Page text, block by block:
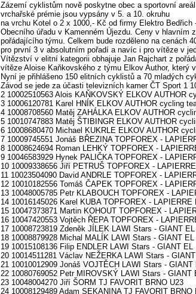
Zázemí cyklistům nově poskytne obec a sportovní
vrchařské prémie jsou vypsány v 5. a 10. okruhu
na vrchu Kotel o 2 x 1000,- Kč od firmy Elektro
Obecního úřadu v Kamenném Újezdu. Ceny v hlavním
pořádajícího týmu. Celkem bude rozděleno na cenách
pro první 3 v absolutním pořadí a navíc i pro vítěze v
Vítězství v elitní kategorii obhajuje Jan Rajchart z
vítěze Aloise Kaňkovského z týmu Elkov Author, který
Nyní je přihlášeno 150 elitních cyklistů a 70 mladých
Závod se jede za účasti televizních kamer ČT Sport 1
2 10002510563 Alois KAŇKOVSKÝ ELKOV AUTHOR
3 10006120781 Karel HNÍK ELKOV AUTHOR cycling
4 10008708560 Matěj ZAHÁLKA ELKOV AUTHOR
5 10010747883 Matěj ŠTIBINGR ELKOV AUTHOR
6 10008680470 Michael KUKRLE ELKOV AUTHOR
7 10009745551 Jonáš BŘEZINA TOPFOREX -
8 10008624694 Roman LEHKÝ TOPFOREX -
9 10046583929 Hynek PALIČKA TOPFOREX -
10 10009338656 Jiří PETRUŠ TOPFOREX -
11 10023504090 David ANDRLE TOPFOREX -
12 10010182556 Tomáš ČAPEK TOPFOREX -
13 10048005785 Petr KLABOUCH TOPFOREX -
14 10016145026 Karel KUBA TOPFOREX -
15 10047373871 Martin KOHOUT TOPFOREX -
16 10047420553 Vojtěch ŘEPA TOPFOREX -
17 10008723819 Zdeněk JÍLEK LAWI Stars - GIANT EL
18 10008879928 Michal MALÍK LAWI Stars - GIANT EL
19 10015108136 Filip ENDLER LAWI Stars - GIANT EL
20 10014511281 Václav NEŽERKA LAWI Stars -
21 10010012909 Jonáš VOJTĚCH LAWI Stars - GIANT
22 10080769052 Petr MIROVSKÝ LAWI Stars - GIANT
23 10048004270 Jiří ŠORM TJ FAVORIT BRNO U23
24 10008129489 Adam SEKANINA TJ FAVORIT BRNO